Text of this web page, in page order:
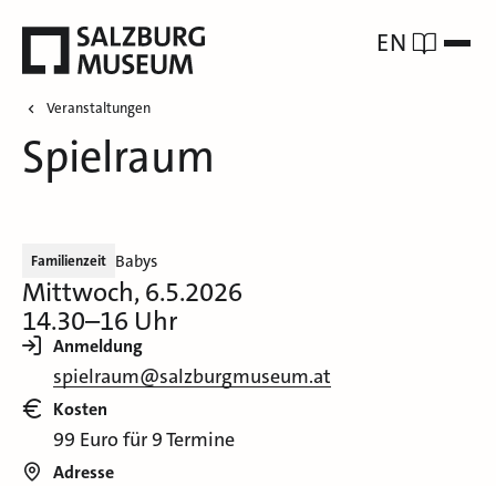
EN
Veranstaltungen
Spielraum
Familienzeit Babys
Mittwoch, 6.5.2026
14.30–16 Uhr
Anmeldung
spielraum@salzburgmuseum.at
Kosten
99 Euro für 9 Termine
Adresse